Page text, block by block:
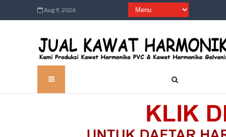
Aug 9, 2026